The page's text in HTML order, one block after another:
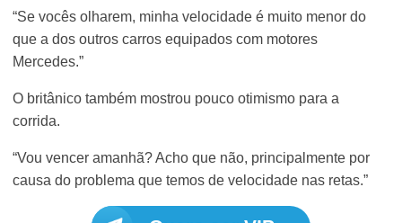
“Se vocês olharem, minha velocidade é muito menor do
que a dos outros carros equipados com motores
Mercedes.”
O britânico também mostrou pouco otimismo para a
corrida.
“Vou vencer amanhã? Acho que não, principalmente por
causa do problema que temos de velocidade nas retas.”